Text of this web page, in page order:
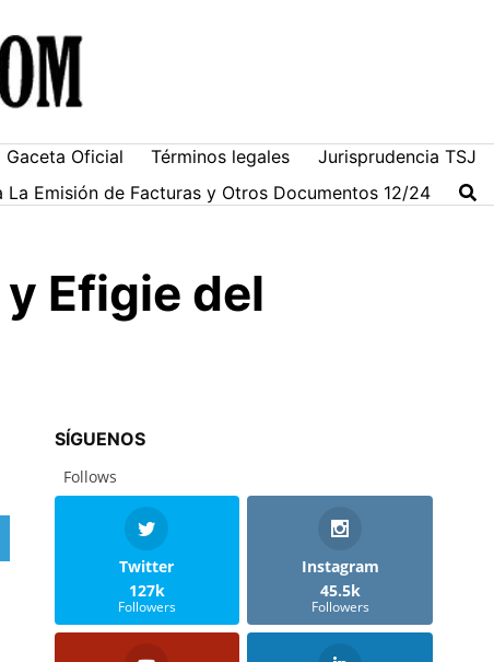
Gaceta Oficial Términos legales
Jurisprudencia TSJ
Emisión de Facturas y Otros Documentos 12/24
Efigie del
SÍGUENOS
Follows
Twitter
127k
Followers
Instagram
45.5k
Followers